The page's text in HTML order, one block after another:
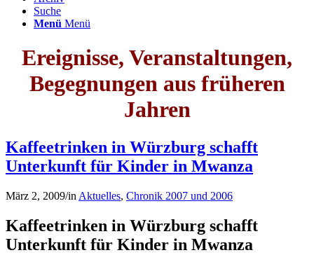
Suche
Menü Menü
Ereignisse, Veranstaltungen,
Begegnungen aus früheren
Jahren
Kaffeetrinken in Würzburg schafft
Unterkunft für Kinder in Mwanza
März 2, 2009/in Aktuelles, Chronik 2007 und 2006
Kaffeetrinken in Würzburg schafft
Unterkunft für Kinder in Mwanza